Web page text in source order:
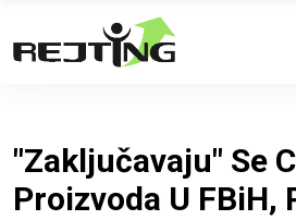
"Zaključavaju" Se
Proizvoda U FBiH,